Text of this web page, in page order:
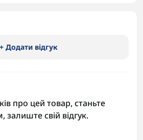
+ Додати відгук
про цей товар, станьте
свій відгук.